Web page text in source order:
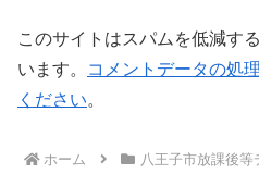
このサイトはスパムを低減す
います。
コメントデータの処
ください。
ホーム 八王子市放課後等